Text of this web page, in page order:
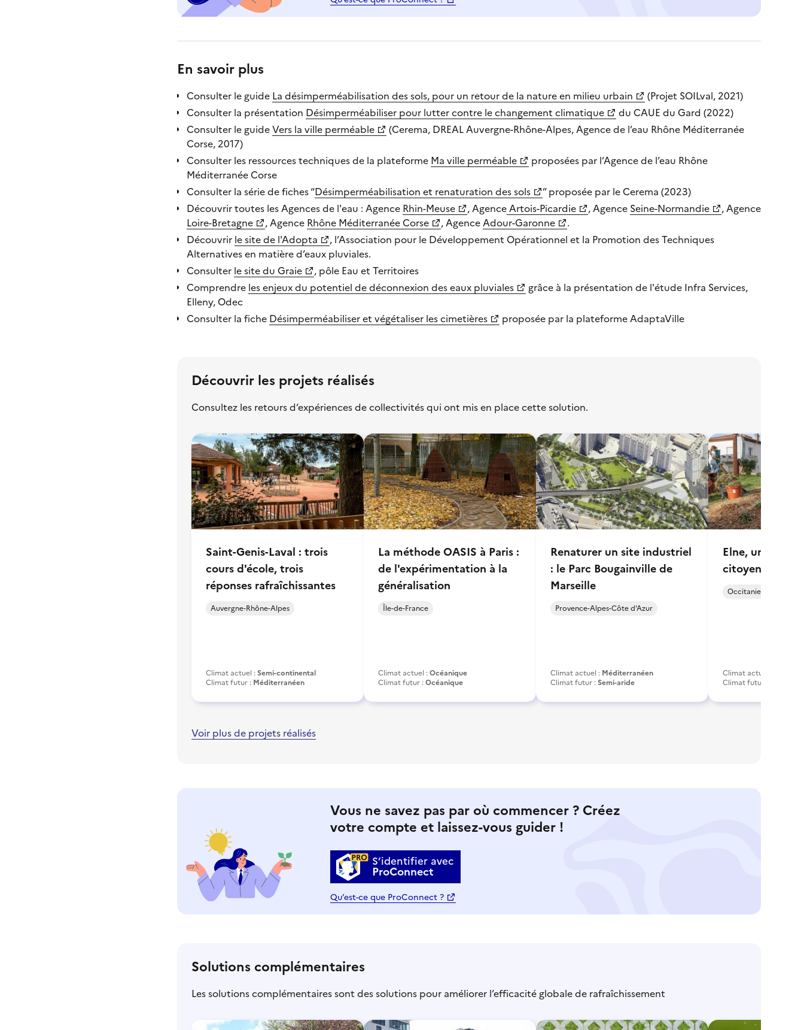
En savoir plus
Consulter le guide La désimperméabilisation des sols, pour un retour de la nature en milieu urbain
(Projet SOILval, 2021)
Consulter la présentation Désimperméabiliser pour lutter contre le changement climatique
du CAUE du Gard (2022)
Consulter le guideVers la ville perméable
(Cerema, DREAL Auvergne-Rhône-Alpes, Agence de l’eau Rhône Méditerranée
Corse, 2017)
Consulter les ressources techniques de la plateforme Ma ville perméable
proposées par l’Agence de l’eau Rhône
Méditerranée Corse
Consulter la série de fiches “Désimperméabilisation et renaturation des sols
” proposée par le Cerema (2023)
Découvrir toutes les Agences de l'eau : Agence Rhin-Meuse , AgenceArtois-Picardie , Agence Seine-Normandie
, Agence
Loire-Bretagne
, Agence Rhône Méditerranée Corse , AgenceAdour-Garonne
.
Découvrir le site de l'Adopta
, l’Association pour le Développement Opérationnel et la Promotion des Techniques
Alternatives en matière d’eaux pluviales.
Consulter le site du Graie
, pôle Eau et Territoires
Comprendre les enjeux du potentiel de déconnexion des eaux pluviales
grâce à la présentation de l'étude Infra Services,
Elleny, Odec
Consulter la fiche Désimperméabiliser et végétaliser les cimetières proposée par la plateforme AdaptaVille
Découvrir les projets réalisés
Consultez les retours d’expériences de collectivités qui ont mis en place cette solution.
Saint-Genis-Laval : trois
cours d'école, trois
réponses rafraîchissantes
Auvergne-Rhône-Alpes
Climat actuel :Semi-continental
Climat futur : Méditerranéen
La méthode OASIS à Paris :
de l'expérimentation à la
généralisation
Île-de-France
Climat actuel :Océanique
Climat futur :Océanique
Renaturer un site industriel
: le Parc Bougainville de
Marseille
Provence-Alpes-Côte d'Azur
Climat actuel : Méditerranéen
Climat futur :Semi-aride
Elne, une ville
citoyenne
Occitanie
Climat actuel :
Climat futur :
Voir plus de projets réalisés
Vous ne savez pas par où commencer ? Créez
votre compte et laissez-vous guider !
S’identifier avec
ProConnect
Qu’est-ce que ProConnect ?
Solutions complémentaires
Les solutions complémentaires sont des solutions pour améliorer l’efficacité globale de rafraîchissement